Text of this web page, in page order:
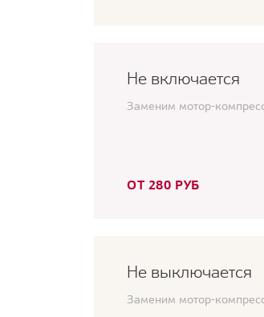
Не включается
Заменим мотор-
ОТ 280 РУБ
Не выключается
Заменим мотор-